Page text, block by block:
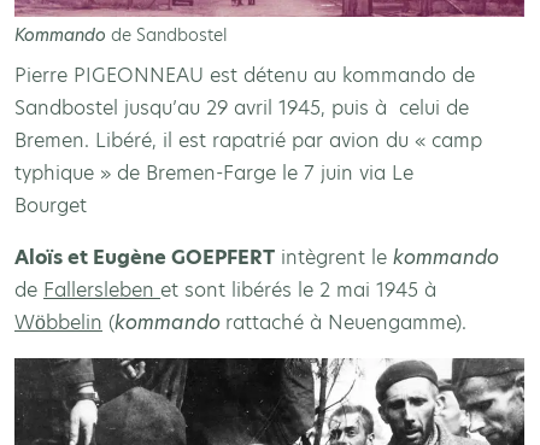
Kommandode Sandbostel
Pierre PIGEONNEAU est détenu au kommando de
Sandbostel jusqu’au 29 avril 1945, puis à celui de
Bremen. Libéré, il est rapatrié par avion du « camp
typhique » de Bremen-Farge le 7 juin via Le
Bourget
Aloïs et Eugène GOEPFERT intègrent le kommando
de Fallersleben et sont libérés le 2 mai 1945 à
Wöbbelin (kommando rattaché à Neuengamme).